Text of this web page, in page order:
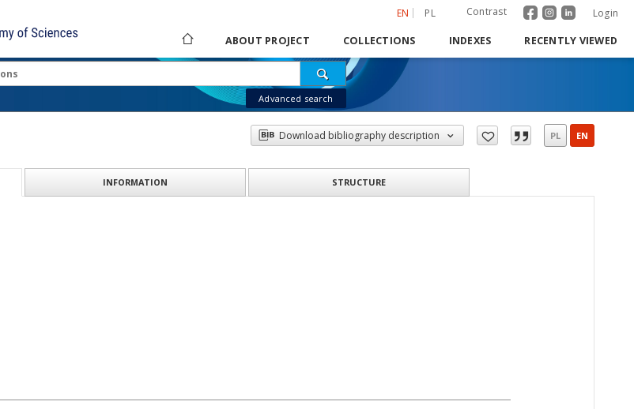
EN PL Contrast Login
ABOUT PROJECT COLLECTIONS INDEXES RECENTLY VIEWED
Advanced search
Download bibliography description PL EN
INFORMATION STRUCTURE